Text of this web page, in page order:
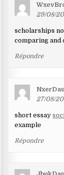
29/08/
scholarships
comparing and
Répondre
27/08/
short essay
example
Répondre